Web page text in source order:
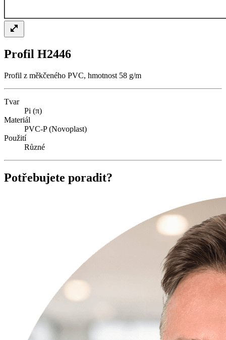
Profil H2446
Profil z měkčeného PVC, hmotnost 58 g/m
Tvar
Pi (π)
Materiál
PVC-P (Novoplast)
Použití
Různé
Potřebujete poradit?